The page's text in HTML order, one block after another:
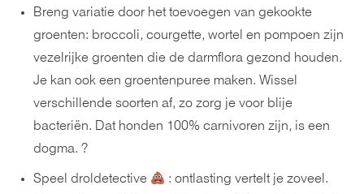
Breng variatie door het toevoegen van gekookte
groenten: broccoli, courgette, wortel en pompoen zijn
vezelrijke groenten die de darmflora gezond houden.
Je kan ook een groentenpuree maken. Wissel
verschillende soorten af, zo zorg je voor blije
bacteriën. Dat honden 100% carnivoren zijn, is een
dogma. ?
Speel droldetective
: ontlasting vertelt je zoveel.